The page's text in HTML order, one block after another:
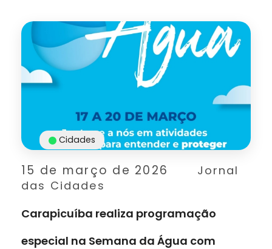
15 de março de 2026
Jornal
das Cidades
Cidades
Carapicuíba realiza programação
especial na Semana da Água com